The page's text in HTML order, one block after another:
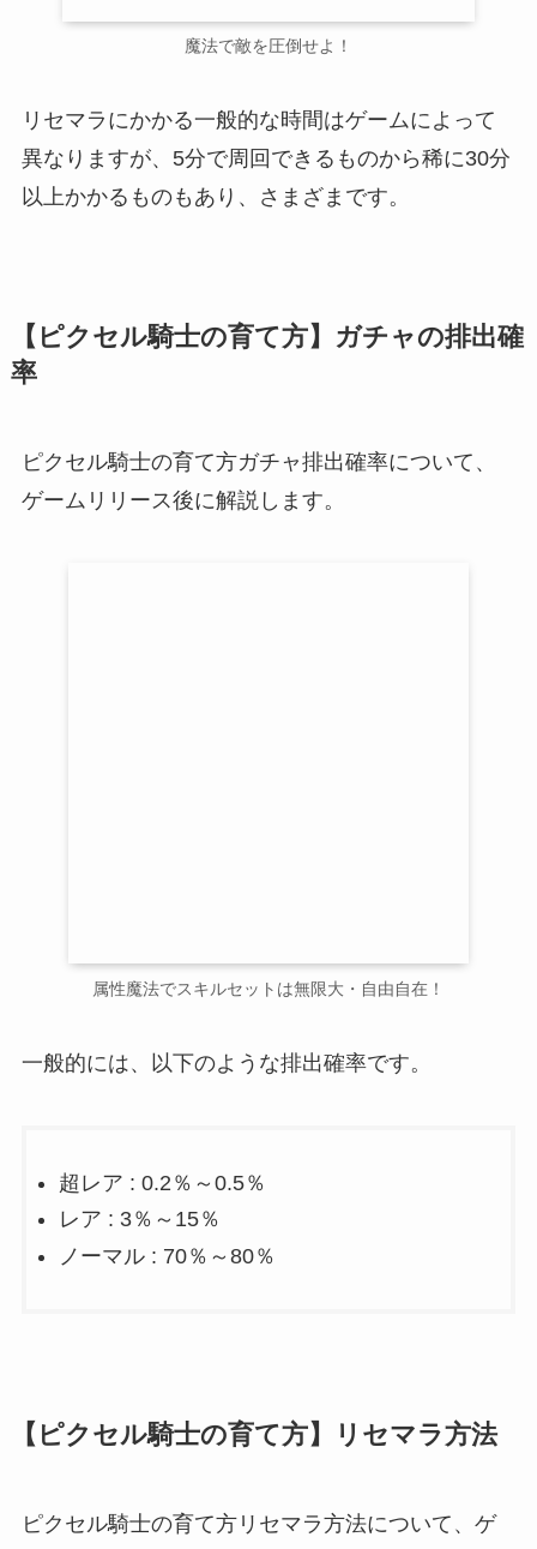
魔法で敵を圧倒せよ！
リセマラにかかる一般的な時間はゲームによって
異なりますが、5分で周回できるものから稀に30分
以上かかるものもあり、さまざまです。
【ピクセル騎士の育て方】ガチャの排出確
率
ピクセル騎士の育て方ガチャ排出確率について、
ゲームリリース後に解説します。
属性魔法でスキルセットは無限大・自由自在！
一般的には、以下のような排出確率です。
超レア : 0.2％～0.5％
レア : 3％～15％
ノーマル : 70％～80％
【ピクセル騎士の育て方】リセマラ方法
ピクセル騎士の育て方リセマラ方法について、ゲ